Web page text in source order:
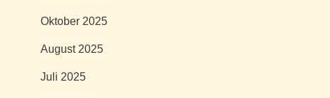
Oktober 2025
August 2025
Juli 2025